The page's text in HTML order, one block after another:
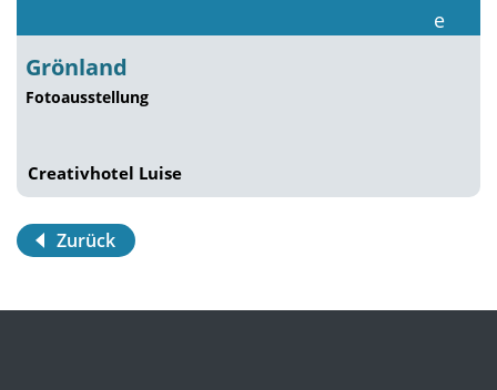
Grönland
Fotoausstellung
Creativhotel Luise
Zurück